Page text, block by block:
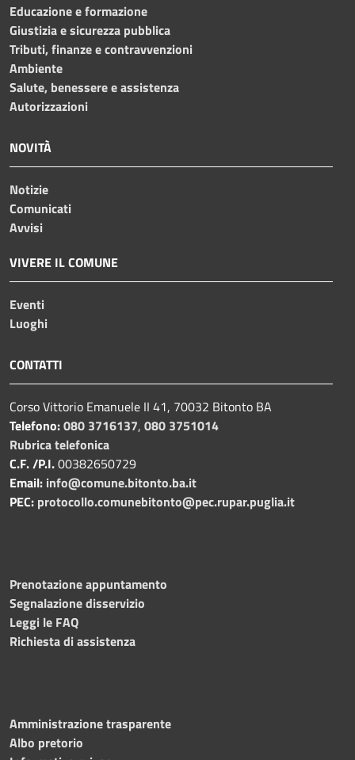
Educazione e formazione
Giustizia e sicurezza pubblica
Tributi, finanze e contravvenzioni
Ambiente
Salute, benessere e assistenza
Autorizzazioni
NOVITÀ
Notizie
Comunicati
Avvisi
VIVERE IL COMUNE
Eventi
Luoghi
CONTATTI
Corso Vittorio Emanuele II 41, 70032 Bitonto BA
Telefono:080 3716137, 080 3751014
Rubrica telefonica
C.F. /P.I.00382650729
Email: info@comune.bitonto.ba.it
PEC: protocollo.comunebitonto@pec.rupar.puglia.it
Prenotazione appuntamento
Segnalazione disservizio
Leggi le FAQ
Richiesta di assistenza
Amministrazione trasparente
Albo pretorio